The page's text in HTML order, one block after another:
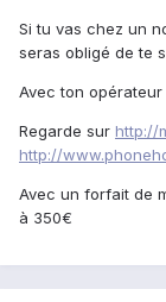
Si tu vas chez un
seras obligé de te
Avec ton
Regarde sur http://
http://
Avec un forfait de
à 350€